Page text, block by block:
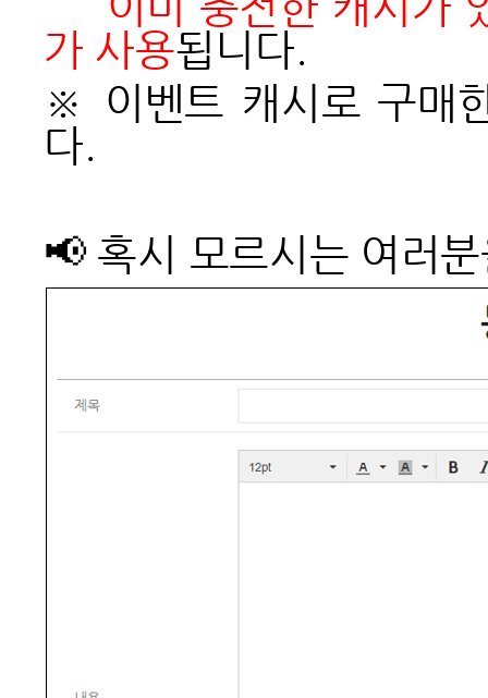
가 사용됩니다.
※ 이벤트 캐시로 구매
다.
📢 혹시 모르시는 여러